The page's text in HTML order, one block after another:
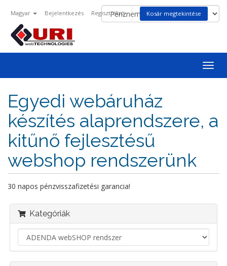
Magyar Bejelentkezés Regisztráció Kosár megtekintése
a
Egyedi webáruház
készítés alaprendszere, a
kitűnő fejlesztésű
webshop rendszerünk
30 napos pénzvisszafizetési garancia!
Kategóriák